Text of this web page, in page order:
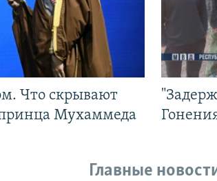
Что скрывают
Мухаммеда
Главные